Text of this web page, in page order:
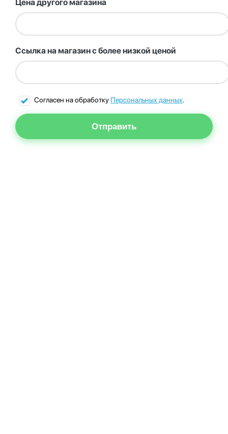
Цена другого магазина
Ссылка на магазин с более низкой ценой
Согласен на обработку Персональных данных.
Отправить